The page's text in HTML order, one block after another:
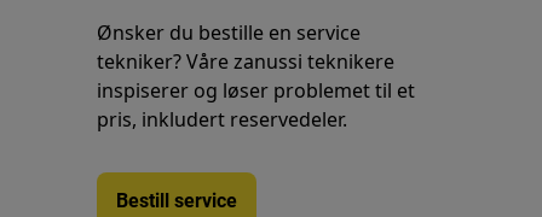
Ønsker du bestille en service
tekniker? Våre zanussi teknikere
inspiserer og løser problemet til et
pris, inkludert reservedeler.
Bestill service